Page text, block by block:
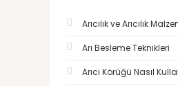
Arıcılık ve Arıcılık
Arı Besleme Teknikleri
Arıcı Körüğü Nasıl